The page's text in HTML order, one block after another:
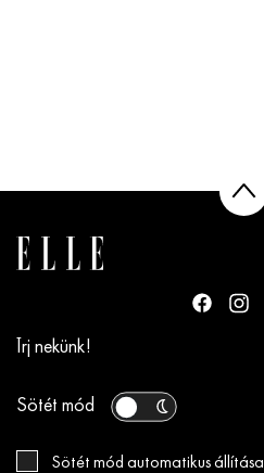
Írj nekünk!
Sötét mód
Sötét mód automatikus állítása